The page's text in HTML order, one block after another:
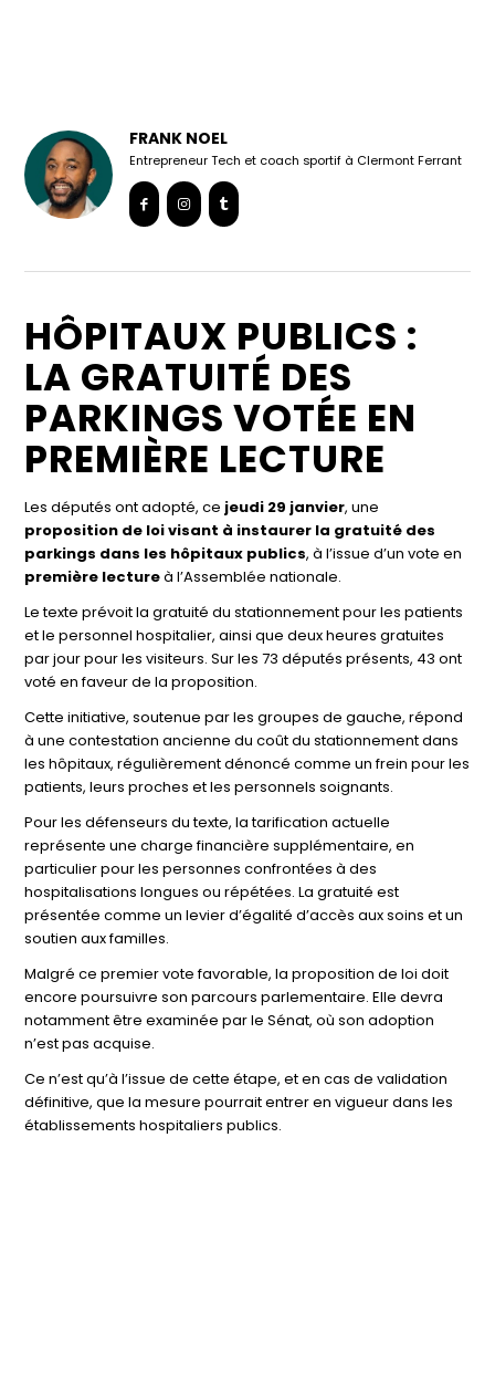
FRANK NOEL
Entrepreneur Tech et coach sportif à Clermont Ferrant
HÔPITAUX PUBLICS :
LA GRATUITÉ DES
PARKINGS VOTÉE EN
PREMIÈRE LECTURE
Les députés ont adopté, ce jeudi 29 janvier, une
proposition de loi visant à instaurer la gratuité des
parkings dans les hôpitaux publics, à l’issue d’un vote en
première lectureà l’Assemblée nationale.
Le texte prévoit la gratuité du stationnement pour les patients
et le personnel hospitalier, ainsi que deux heures gratuites
par jour pour les visiteurs. Sur les 73 députés présents, 43 ont
voté en faveur de la proposition.
Cette initiative, soutenue par les groupes de gauche, répond
à une contestation ancienne du coût du stationnement dans
les hôpitaux, régulièrement dénoncé comme un frein pour les
patients, leurs proches et les personnels soignants.
Pour les défenseurs du texte, la tarification actuelle
représente une charge financière supplémentaire, en
particulier pour les personnes confrontées à des
hospitalisations longues ou répétées. La gratuité est
présentée comme un levier d’égalité d’accès aux soins et un
soutien aux familles.
Malgré ce premier vote favorable, la proposition de loi doit
encore poursuivre son parcours parlementaire. Elle devra
notamment être examinée par le Sénat, où son adoption
n’est pas acquise.
Ce n’est qu’à l’issue de cette étape, et en cas de validation
définitive, que la mesure pourrait entrer en vigueur dans les
établissements hospitaliers publics.